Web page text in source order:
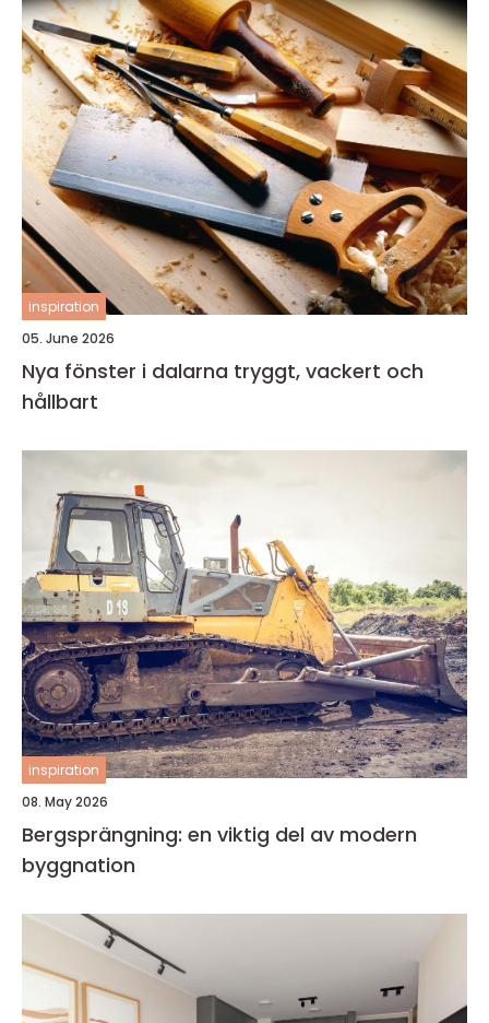
inspiration
05. June 2026
Nya fönster i dalarna tryggt, vackert och
hållbart
inspiration
08. May 2026
Bergsprängning: en viktig del av modern
byggnation